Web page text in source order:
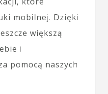
mobilnej. Dzięki
większą
i
pomocą naszych